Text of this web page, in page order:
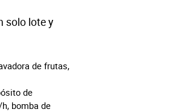
solo lote y
de frutas,
de
bomba de